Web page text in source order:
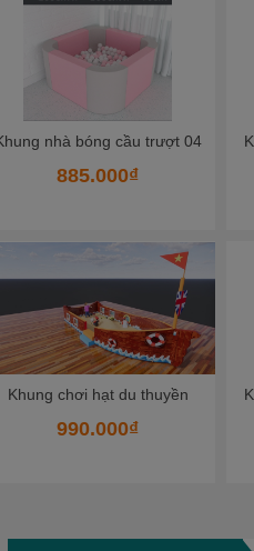
KHUNG NHÀ BÓNG MỚI 04
8.690.000₫
KHUNG NHÀ BÓNG MỚI 03
700.000₫